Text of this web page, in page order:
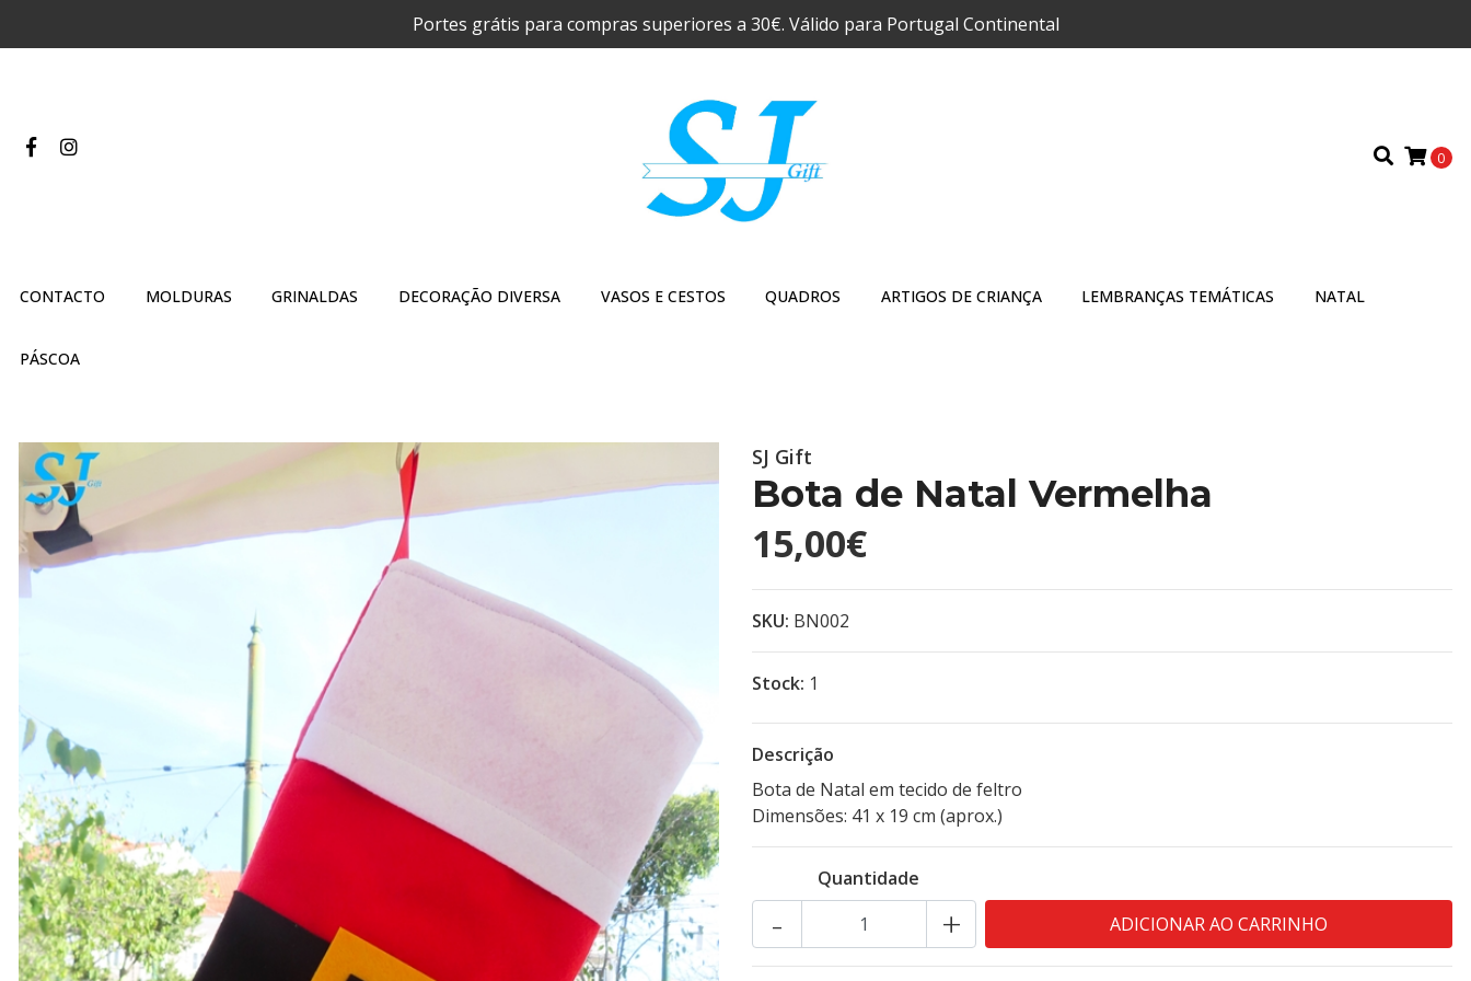
Portes grátis para compras superiores a 30€. Válido para Portugal Continental
0
CONTACTO MOLDURAS GRINALDAS DECORAÇÃO DIVERSA VASOS E CESTOS QUADROS ARTIGOS DE CRIANÇA LEMBRANÇAS TEMÁTICAS NATAL
PÁSCOA
SJ Gift
Bota de Natal Vermelha
15,00€
SKU: BN002
Stock: 1
Descrição
Bota de Natal em tecido de feltro
Dimensões: 41 x 19 cm (aprox.)
Quantidade
+
-